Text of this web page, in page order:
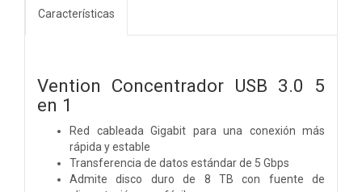
Características
Vention Concentrador USB 3.0 5
en 1
Red cableada Gigabit para una conexión más
rápida y estable
Transferencia de datos estándar de 5 Gbps
Admite disco duro de 8 TB con fuente de